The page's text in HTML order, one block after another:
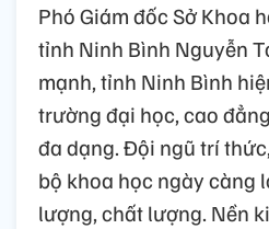
Phó Giám đốc Sở Khoa
tỉnh Ninh Bình Nguyễn
mạnh, tỉnh Ninh Bình
trường đại học, cao
đa dạng. Đội ngũ trí
bộ khoa học ngày càng
lượng, chất lượng. Nền